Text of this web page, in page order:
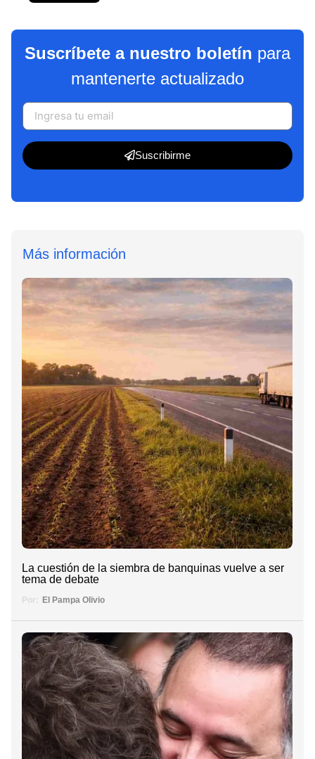
Suscríbete a nuestro boletín para
mantenerte actualizado
Suscribirme
Más información
La cuestión de la siembra de banquinas vuelve a ser
tema de debate
Por: El Pampa Olivio